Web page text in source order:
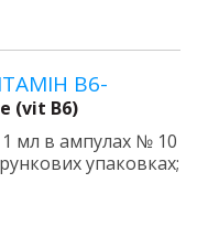
В6-
(vit B6)
1 мл в ампулах № 10
упаковках;